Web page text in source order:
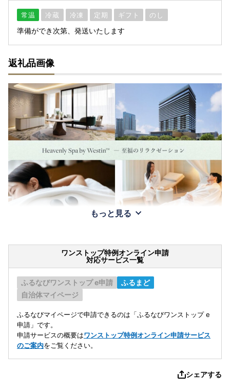
常温 冷蔵 冷凍 定期 ギフト のし
準備ができ次第、発送いたします
返礼品画像
もっと見る
ワンストップ特例オンライン申請
対応サービス一覧
ふるなびワンストップ e申請
ふるまど
自治体マイページ
ふるなびマイページで申請できるのは「ふるなびワンストップ e
申請」です。
申請サービスの概要はワンストップ特例オンライン申請サービス
のご案内をご覧ください。
シェアする